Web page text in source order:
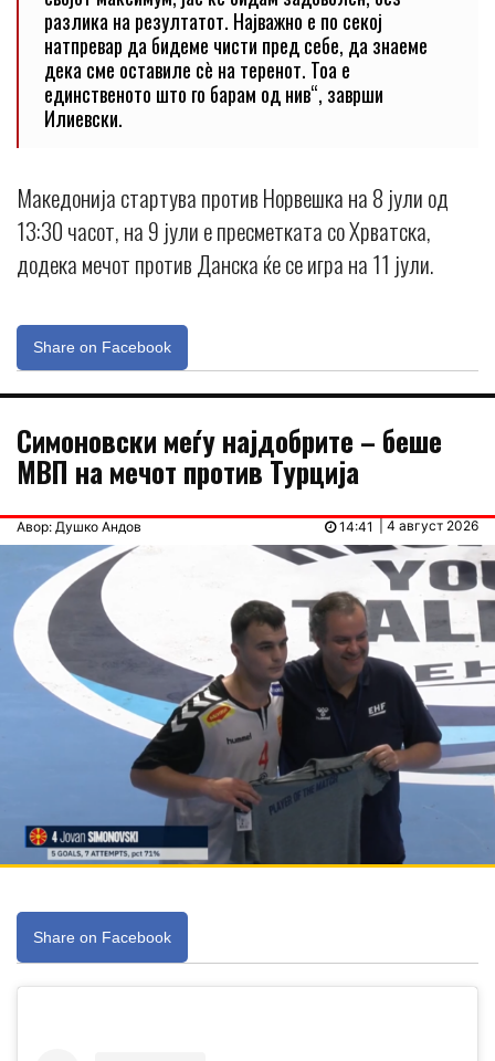
разлика на резултатот. Најважно е по секој
натпревар да бидеме чисти пред себе, да знаеме
дека сме оставиле сè на теренот. Тоа е
единственото што го барам од нив“, заврши
Илиевски.
Македонија стартува против Норвешка на 8 јули од
13:30 часот, на 9 јули е пресметката со Хрватска,
додека мечот против Данска ќе се игра на 11 јули.
Share on Facebook
Симоновски меѓу најдобрите – беше
МВП на мечот против Турција
Авор: Душко Андов | 4 август 2026
14:41
Share on Facebook